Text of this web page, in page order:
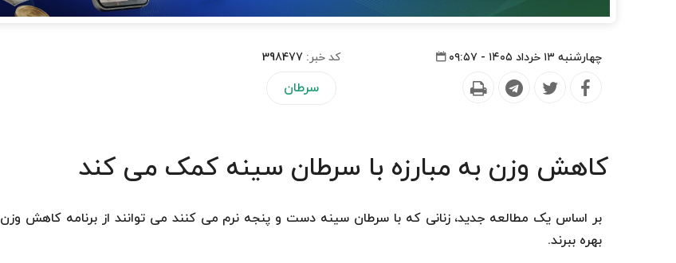
چهارشنبه ۱۳ خرداد ۱۴۰۵ - ۰۹:۵۷ کد خبر:398477
سرطان
کاهش وزن به مبارزه با سرطان سینه کمک می کند
بر اساس یک مطالعه جدید، زنانی که با سرطان سینه دست و پنجه نرم می کنند می توانند از برنامه کاهش وزن
بهره ببرند.